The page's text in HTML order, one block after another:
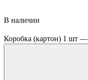
В наличии
Коробка (картон) 1 шт —